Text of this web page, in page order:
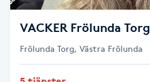
Skäggfärgning
Skäggtrimmning
VACKER Frölunda Torg
Frölunda Torg, Västra Frölunda